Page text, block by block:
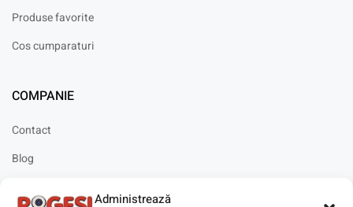
Administrează
Produse favorite
Cos cumparaturi
COMPANIE
Contact
Blog